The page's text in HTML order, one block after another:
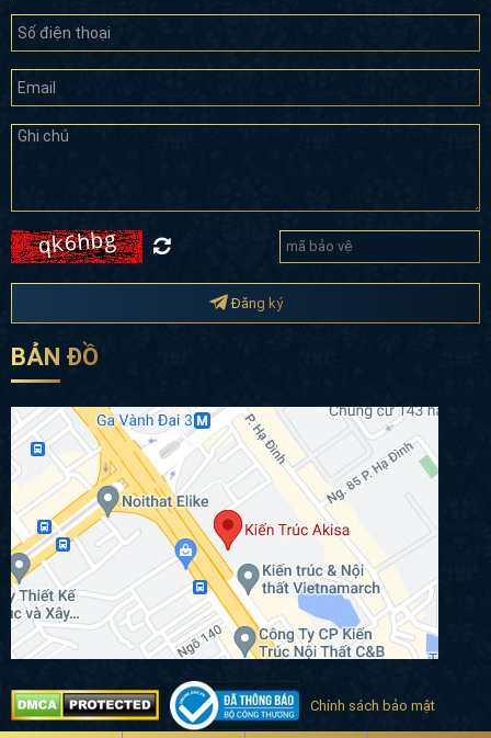
Đăng ký
BẢN ĐỒ
Chính sách bảo mật